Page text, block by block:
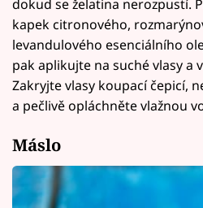
dokud se želatina nerozpustí.
kapek citronového,
levandulového esenciálního
pak aplikujte na suché vlasy a
Zakryjte vlasy koupací čepicí,
a pečlivě opláchněte vlažnou
Máslo